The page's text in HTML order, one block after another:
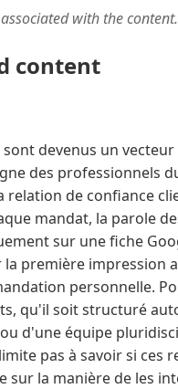
with the content.
content
sont devenus un
des professionnels
relation de confiance
mandat, la parole
sur une fiche
la première impression
personnelle.
qu'il soit structuré
d'une équipe
pas à savoir si ces
sur la manière de les